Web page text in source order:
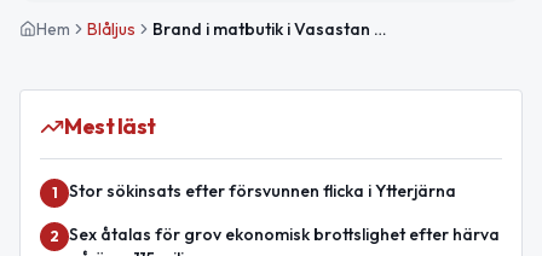
Hem Blåljus Brand i matbutik i Vasastan – ingen skadad
Mest läst
1 Stor sökinsats efter försvunnen flicka i Ytterjärna
2 Sex åtalas för grov ekonomisk brottslighet efter härva